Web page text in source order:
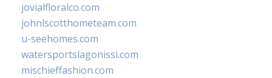
jovialfloralco.com
johnlscotthometeam.com
u-seehomes.com
watersportslagonissi.com
mischieffashion.com